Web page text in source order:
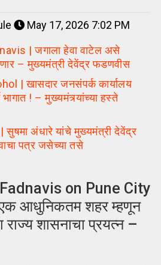
May 17, 2026 7:02 PM
| जगाला हेवा वाटेल असे
– मुख्यमंत्री देवेंद्र फडणवीस
| खासदार जनसंपर्क कार्यालय
भागात ! – मुख्यमंत्र्यांच्या हस्ते
अंधारे यांचे मुख्यमंत्री देवेंद्र
पत्र जसेच्या तसे
on Pune City
एक आधुनिकतम शहर म्हणून
राज्य शासनाचा प्रयत्न –